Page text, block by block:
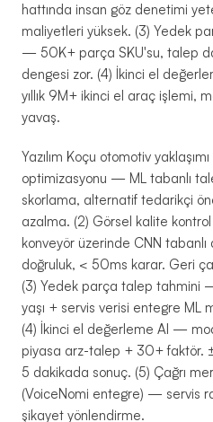
hattında insan göz denetimi
maliyetleri yüksek. (3) Yedek
— 50K+ parça SKU'su, talep
dengesi zor. (4) İkinci el
yıllık 9M+ ikinci el araç işlemi,
yavaş.
Yazılım Koçu otomotiv
optimizasyonu — ML tabanlı
skorlama, alternatif tedarikçi
azalma. (2) Görsel kalite
konveyör üzerinde CNN
doğruluk, < 50ms karar. Geri
(3) Yedek parça talep tahmini
yaşı + servis verisi entegre ML
(4) İkinci el değerleme AI —
piyasa arz-talep + 30+ faktör.
5 dakikada sonuç. (5) Çağrı
(VoiceNomi entegre) — servis
şikayet yönlendirme.